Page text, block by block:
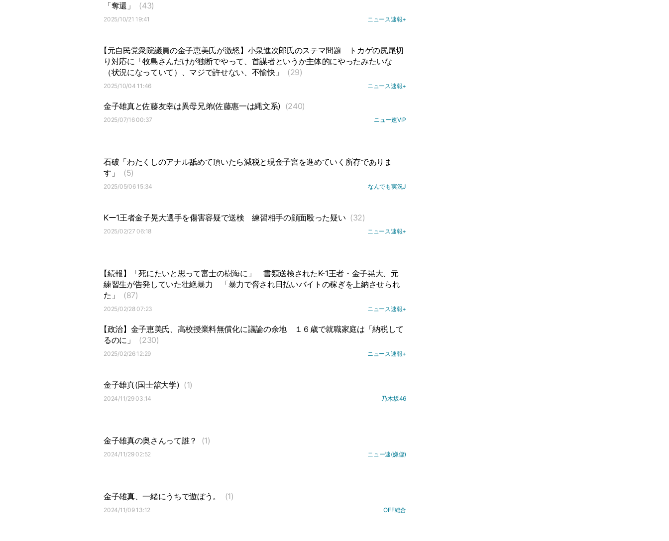
「奪還」
(43)
2025/10/21 19:41 ニュース速報+
【元自民党衆院議員の金子恵美氏が激怒】小泉進次郎氏のステマ問題
トカゲの尻尾切
り対応に「牧島さんだけが独断でやって、首謀者というか主体的にやったみたいな
（状況になっていて）、マジで許せない、不愉快」
(29)
2025/10/04 11:46 ニュース速報+
金子雄真と佐藤友幸は異母兄弟(佐藤惠一は縄文系) (240)
2025/07/16 00:37 ニュー速VIP
石破「わたくしのアナル舐めて頂いたら減税と現金子宮を進めていく所存でありま
す」
(5)
2025/05/06 15:34 なんでも実況J
Kー1王者金子晃大選手を傷害容疑で送検 練習相手の顔面殴った疑い (32)
2025/02/27 06:18 ニュース速報+
【続報】「死にたいと思って富士の樹海に」
書類送検されたK-1王者・金子晃大、元
練習生が告発していた壮絶暴力
「暴力で脅され日払いバイトの稼ぎを上納させられ
た」
(87)
2025/02/28 07:23 ニュース速報+
【政治】金子恵美氏、高校授業料無償化に議論の余地
１６歳で就職家庭は「納税して
るのに」
(230)
2025/02/26 12:29 ニュース速報+
金子雄真(国士舘大学) (1)
2024/11/29 03:14 乃木坂46
金子雄真の奥さんって誰？ (1)
2024/11/29 02:52 ニュー速(嫌儲)
金子雄真、一緒にうちで遊ぼう。 (1)
2024/11/09 13:12 OFF総合